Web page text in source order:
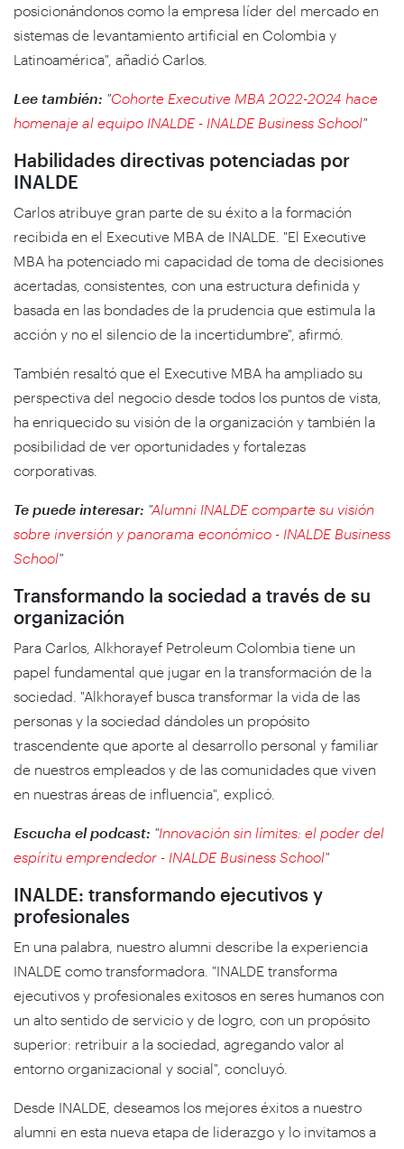
posicionándonos como la empresa líder del mercado en
sistemas de levantamiento artificial en Colombia y
Latinoamérica", añadió Carlos.
Lee también: "Cohorte Executive MBA 2022-2024 hace
homenaje al equipo INALDE - INALDE Business School"
Habilidades directivas potenciadas por
INALDE
Carlos atribuye gran parte de su éxito a la formación
recibida en el Executive MBA de INALDE. "El Executive
MBA ha potenciado mi capacidad de toma de decisiones
acertadas, consistentes, con una estructura definida y
basada en las bondades de la prudencia que estimula la
acción y no el silencio de la incertidumbre", afirmó.
También resaltó que el Executive MBA ha ampliado su
perspectiva del negocio desde todos los puntos de vista,
ha enriquecido su visión de la organización y también la
posibilidad de ver oportunidades y fortalezas
corporativas.
Te puede interesar: "Alumni INALDE comparte su visión
sobre inversión y panorama económico - INALDE Business
School"
Transformando la sociedad a través de su
organización
Para Carlos, Alkhorayef Petroleum Colombia tiene un
papel fundamental que jugar en la transformación de la
sociedad. "Alkhorayef busca transformar la vida de las
personas y la sociedad dándoles un propósito
trascendente que aporte al desarrollo personal y familiar
de nuestros empleados y de las comunidades que viven
en nuestras áreas de influencia", explicó.
Escucha el podcast: "Innovación sin límites: el poder del
espíritu emprendedor - INALDE Business School"
INALDE: transformando ejecutivos y
profesionales
En una palabra, nuestro alumni describe la experiencia
INALDE como transformadora. "INALDE transforma
ejecutivos y profesionales exitosos en seres humanos con
un alto sentido de servicio y de logro, con un propósito
superior: retribuir a la sociedad, agregando valor al
entorno organizacional y social", concluyó.
Desde INALDE, deseamos los mejores éxitos a nuestro
alumni en esta nueva etapa de liderazgo y lo invitamos a